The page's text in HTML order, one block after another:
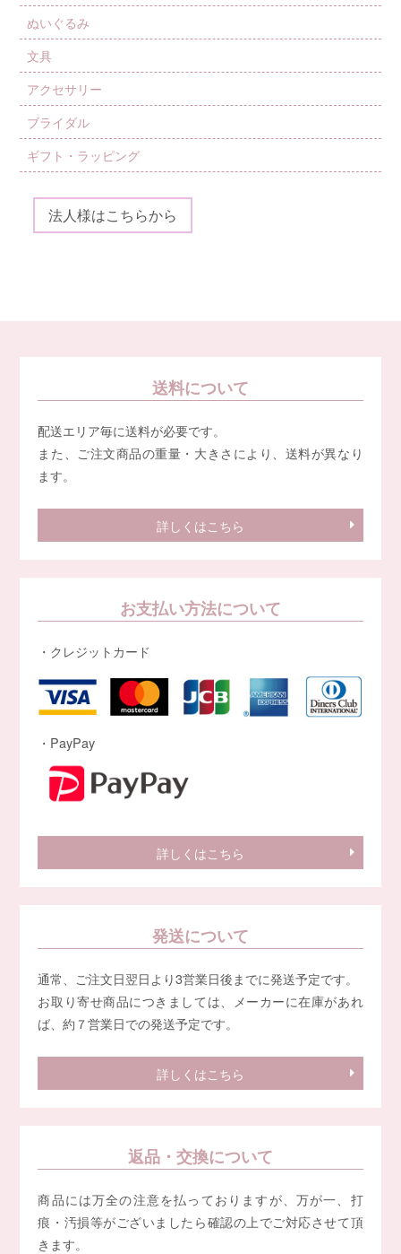
ぬいぐるみ
文具
アクセサリー
ブライダル
ギフト・ラッピング
法人様はこちらから
送料について
配送エリア毎に送料が必要です。
また、ご注文商品の重量・大きさにより、送料が異なり
ます。
詳しくはこちら
お支払い方法について
・クレジットカード
・PayPay
詳しくはこちら
発送について
通常、ご注文日翌日より3営業日後までに発送予定です。
お取り寄せ商品につきましては、メーカーに在庫があれ
ば、約７営業日での発送予定です。
詳しくはこちら
返品・交換について
商品には万全の注意を払っておりますが、万が一、打
痕・汚損等がございましたら確認の上でご対応させて頂
きます。